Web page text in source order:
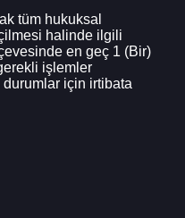
tüm hukuksal
halinde ilgili
en geç 1 (Bir)
işlemler
durumlar için irtibata